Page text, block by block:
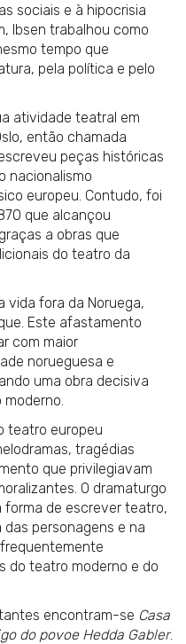
sociais e à hipocrisia
Ibsen trabalhou como
tempo que
pela política e pelo
atividade teatral em
então chamada
peças históricas
nacionalismo
europeu. Contudo, foi
que alcançou
a obras que
do teatro da
vida fora da Noruega,
Este afastamento
com maior
norueguesa e
uma obra decisiva
teatro europeu
tragédias
que privilegiavam
O dramaturgo
forma de escrever teatro,
personagens e na
do teatro moderno e do
encontram-se Casa
do povoe Hedda Gabler.